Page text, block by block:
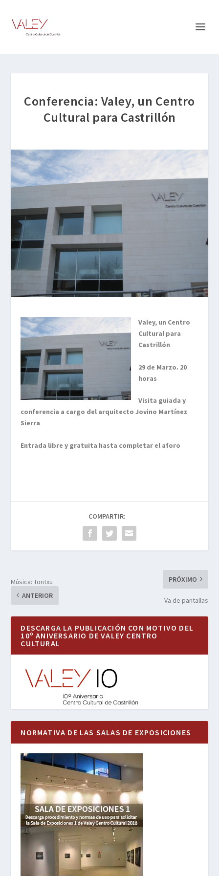
Conferencia: Valey, un Centro
Cultural para Castrillón
Valey, un Centro
Cultural para
Castrillón
29 de Marzo. 20
horas
Visita guiada y
conferencia a cargo del arquitecto Jovino Martínez
Sierra
Entrada libre y gratuita hasta completar el aforo
COMPARTIR:
Música: Tontxu
ANTERIOR
PRÓXIMO
Va de pantallas
DESCARGA LA PUBLICACIÓN CON MOTIVO DEL
10º ANIVERSARIO DE VALEY CENTRO
CULTURAL
NORMATIVA DE LAS SALAS DE EXPOSICIONES